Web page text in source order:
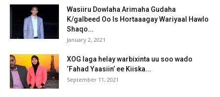
Wasiiru Dowlaha Arimaha Gudaha
K/galbeed Oo Is Hortaaagay Wariyaal Hawlo
Shaqo...
January 2, 2021
XOG laga helay warbixinta uu soo wado
‘Fahad Yaasiin’ ee Kiiska...
September 11, 2021